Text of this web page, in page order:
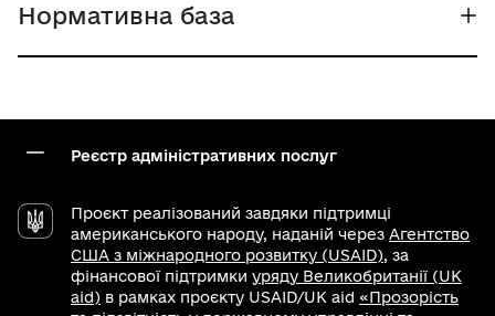
Нормативна база
Реєстр адміністративних послуг
Проєкт реалізований завдяки підтримці
американського народу, наданій через Агентство
США з міжнародного розвитку (USAID), за
фінансової підтримки уряду Великобританії (UK
aid) в рамках проєкту USAID/UK aid «Прозорість